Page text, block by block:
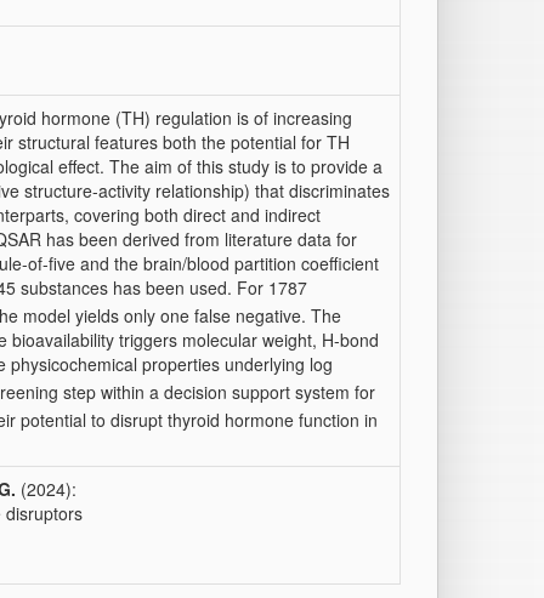
hormone (TH) regulation is of increasing
structural features both the potential for TH
effect. The aim of this study is to provide a
structure-activity relationship) that discriminates
covering both direct and indirect
has been derived from literature data for
of-five and the brain/blood partition coefficient
substances has been used. For 1787
model yields only one false negative. The
triggers molecular weight, H-bond
physicochemical properties underlying log
step within a decision support system for
potential to disrupt thyroid hormone function in
(2024):
disruptors